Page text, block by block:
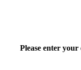
Please enter your